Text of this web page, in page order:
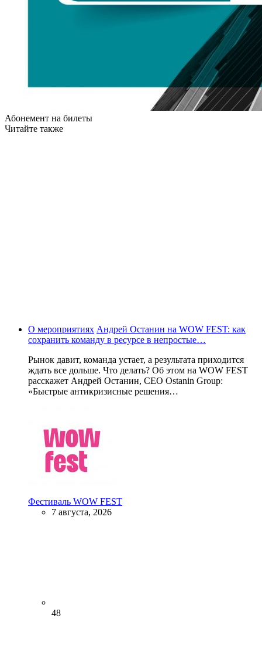
Абонемент на билеты
Читайте также
О мероприятиях Андрей Останин на WOW FEST: как
сохранить команду в ресурсе в непростые…
Рынок давит, команда устает, а результата приходится
ждать все дольше. Что делать? Об этом на WOW FEST
расскажет Андрей Останин, CEO Ostanin Group:
«Быстрые антикризисные решения…
Фестиваль WOW FEST
7 августа, 2026
48